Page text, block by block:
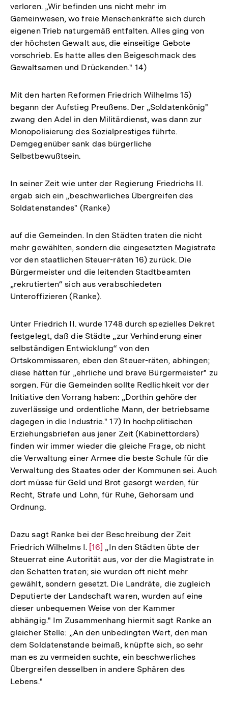
verloren. „Wir befinden uns nicht mehr im
Gemeinwesen, wo freie Menschenkräfte sich durch
eigenen Trieb naturgemäß entfalten. Alles ging von
der höchsten Gewalt aus, die einseitige Gebote
vorschrieb. Es hatte alles den Beigeschmack des
Gewaltsamen und Drückenden." 14)
Mit den harten Reformen Friedrich Wilhelms 15)
begann der Aufstieg Preußens. Der „Soldatenkönig"
zwang den Adel in den Militärdienst, was dann zur
Monopolisierung des Sozialprestiges führte.
Demgegenüber sank das bürgerliche
Selbstbewußtsein.
In seiner Zeit wie unter der Regierung Friedrichs II.
ergab sich ein „beschwerliches Übergreifen des
Soldatenstandes" (Ranke)
auf die Gemeinden. In den Städten traten die nicht
mehr gewählten, sondern die eingesetzten Magistrate
vor den staatlichen Steuer-räten 16) zurück. Die
Bürgermeister und die leitenden Stadtbeamten
„rekrutierten“ sich aus verabschiedeten
Unteroffizieren (Ranke).
Unter Friedrich II. wurde 1748 durch spezielles Dekret
festgelegt, daß die Städte „zur Verhinderung einer
selbständigen Entwicklung“ von den
Ortskommissaren, eben den Steuer-räten, abhingen;
diese hätten für „ehrliche und brave Bürgermeister" zu
sorgen. Für die Gemeinden sollte Redlichkeit vor der
Initiative den Vorrang haben: „Dorthin gehöre der
zuverlässige und ordentliche Mann, der betriebsame
dagegen in die Industrie." 17) In hochpolitischen
Erziehungsbriefen aus jener Zeit (Kabinettorders)
finden wir immer wieder die gleiche Frage, ob nicht
die Verwaltung einer Armee die beste Schule für die
Verwaltung des Staates oder der Kommunen sei. Auch
dort müsse für Geld und Brot gesorgt werden, für
Recht, Strafe und Lohn, für Ruhe, Gehorsam und
Ordnung.
Dazu sagt Ranke bei der Beschreibung der Zeit
Friedrich Wilhelms I. Zur
Auflösung
der
Fußnote
[16] „In den Städten übte der
Steuerrat eine Autorität aus, vor der die Magistrate in
den Schatten traten; sie wurden oft nicht mehr
gewählt, sondern gesetzt. Die Landräte, die zugleich
Deputierte der Landschaft waren, wurden auf eine
dieser unbequemen Weise von der Kammer
abhängig." Im Zusammenhang hiermit sagt Ranke an
gleicher Stelle: „An den unbedingten Wert, den man
dem Soldatenstande beimaß, knüpfte sich, so sehr
man es zu vermeiden suchte, ein beschwerliches
Übergreifen desselben in andere Sphären des
Lebens."